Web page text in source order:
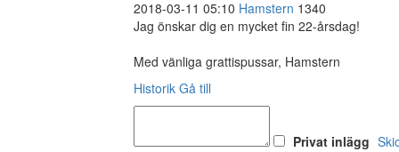
2018-03-11 05:10 Hamstern 1340
Jag önskar dig en mycket fin 22-årsdag!
Med vänliga grattispussar, Hamstern
Historik Gå till
Privat inlägg